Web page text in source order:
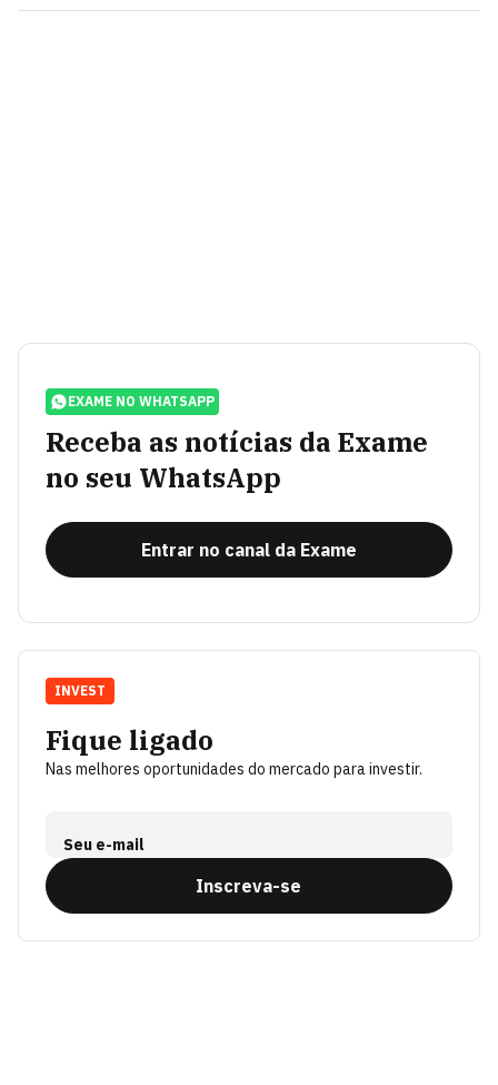
EXAME NO WHATSAPP
Receba as notícias da Exame
no seu WhatsApp
Entrar no canal da Exame
Fique ligado
Nas melhores oportunidades do mercado para investir.
Seu e-mail
Inscreva-se
INVEST